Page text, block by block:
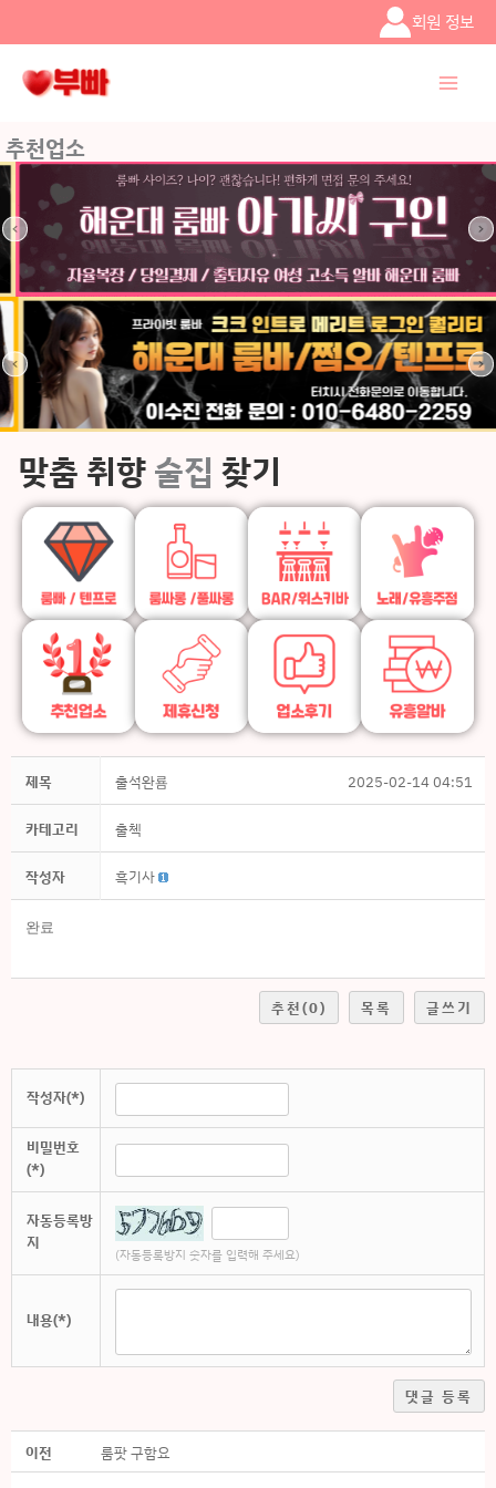
건너뛰기
회원 정보
추천업소
맞춤 취향 술집 찾기
제목 출석완룜 2025-02-14 04:51
카테고리 출첵
작성자 흑기사
완료
추천(0) 목록 글쓰기
작성자(*)
비밀번호
(*)
자동등록방
지
(자동등록방지 숫자를 입력해 주세요)
내용(*)
댓글 등록
이전 룸팟 구함요